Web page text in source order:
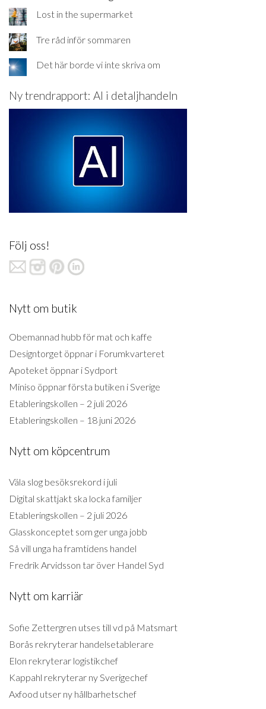
Lost in the supermarket
Tre råd inför sommaren
Det här borde vi inte skriva om
Ny trendrapport: AI i detaljhandeln
Följ oss!
Nytt om butik
Obemannad hubb för mat och kaffe
Designtorget öppnar i Forumkvarteret
Apoteket öppnar i Sydport
Miniso öppnar första butiken i Sverige
Etableringskollen – 2 juli 2026
Etableringskollen – 18 juni 2026
Nytt om köpcentrum
Väla slog besöksrekord i juli
Digital skattjakt ska locka familjer
Etableringskollen – 2 juli 2026
Glasskonceptet som ger unga jobb
Så vill unga ha framtidens handel
Fredrik Arvidsson tar över Handel Syd
Nytt om karriär
Sofie Zettergren utses till vd på Matsmart
Borås rekryterar handelsetablerare
Elon rekryterar logistikchef
Kappahl rekryterar ny Sverigechef
Axfood utser ny hållbarhetschef